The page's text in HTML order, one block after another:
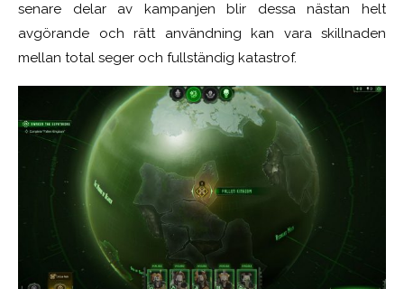
senare delar av kampanjen blir dessa nästan helt
avgörande och rätt användning kan vara skillnaden
mellan total seger och fullständig katastrof.